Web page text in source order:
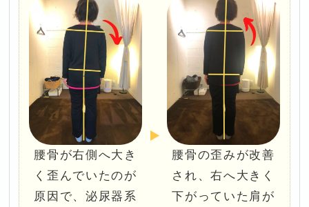
腰骨が右側へ大き
く歪んでいたのが
原因で、泌尿器系
腰骨の歪みが改善
され、右へ大きく
下がっていた肩が